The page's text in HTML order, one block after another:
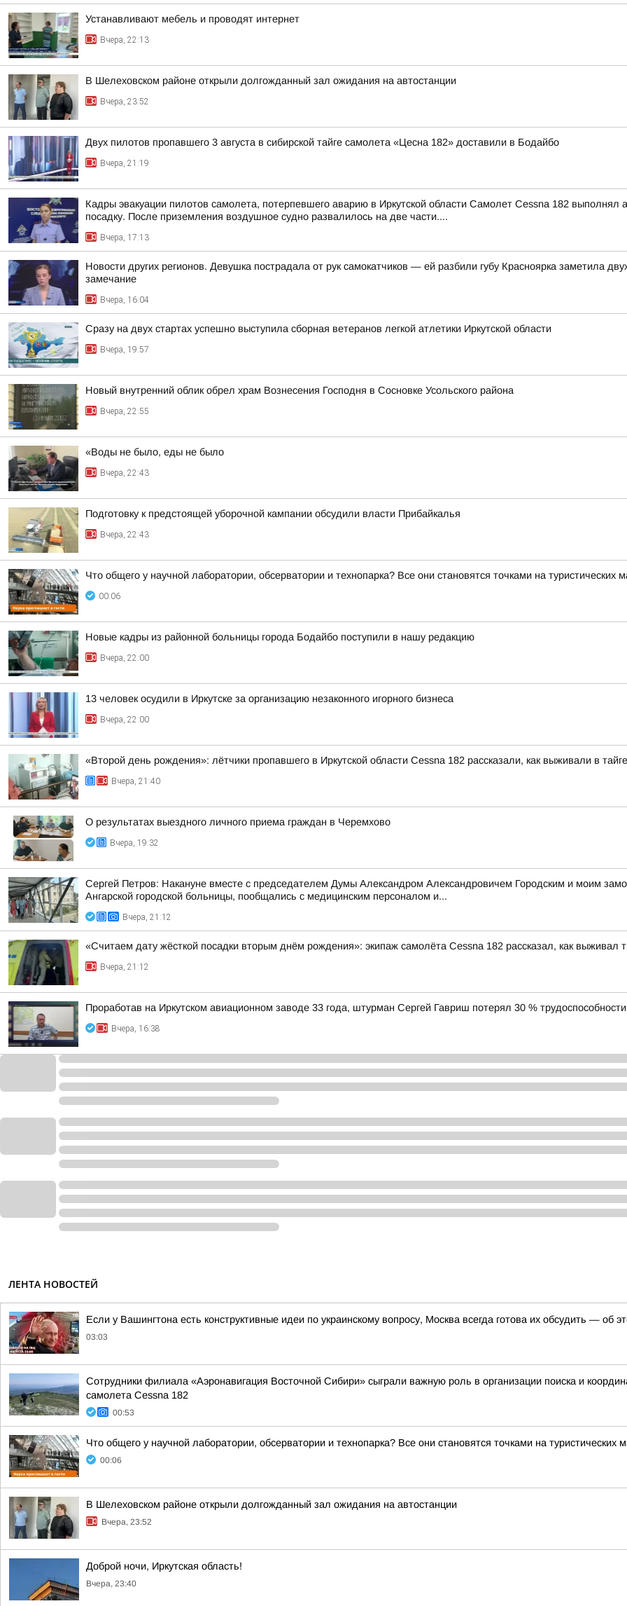
Устанавливают мебель и проводят интернет
Вчера, 22:13
В Шелеховском районе открыли долгожданный зал ожидания на автостанции
Вчера, 23:52
Двух пилотов пропавшего 3 августа в сибирской тайге самолета «Цесна 182» доставили в Бодайбо
Вчера, 21:19
Кадры эвакуации пилотов самолета, потерпевшего аварию в Иркутской области Самолет Cessna 182
посадку. После приземления воздушное судно развалилось на две части....
Вчера, 17:13
Новости других регионов. Девушка пострадала от рук самокатчиков — ей разбили губу Красноярка заметила
замечание
Вчера, 16:04
Сразу на двух стартах успешно выступила сборная ветеранов легкой атлетики Иркутской области
Вчера, 19:57
Новый внутренний облик обрел храм Вознесения Господня в Сосновке Усольского района
Вчера, 22:55
«Воды не было, еды не было
Вчера, 22:43
Подготовку к предстоящей уборочной кампании обсудили власти Прибайкалья
Вчера, 22:43
Что общего у научной лаборатории, обсерватории и технопарка? Все они становятся точками на туристических
00:06
Новые кадры из районной больницы города Бодайбо поступили в нашу редакцию
Вчера, 22:00
13 человек осудили в Иркутске за организацию незаконного игорного бизнеса
Вчера, 22:00
«Второй день рождения»: лётчики пропавшего в Иркутской области Cessna 182 рассказали, как выживали в тайге
Вчера, 21:40
О результатах выездного личного приема граждан в Черемхово
Вчера, 19:32
Сергей Петров: Накануне вместе с председателем Думы Александром Александровичем Городским и моим
Ангарской городской больницы, пообщались с медицинским персоналом и...
Вчера, 21:12
«Считаем дату жёсткой посадки вторым днём рождения»: экипаж самолёта Cessna 182 рассказал, как выживал
Вчера, 21:12
Проработав на Иркутском авиационном заводе 33 года, штурман Сергей Гавриш потерял 30 %
Вчера, 16:38
ЛЕНТА НОВОСТЕЙ
Если у Вашингтона есть конструктивные идеи по украинскому вопросу, Москва всегда готова их обсудить —
03:03
Сотрудники филиала «Аэронавигация Восточной Сибири» сыграли важную роль в организации поиска и
самолета Cessna 182
00:53
Что общего у научной лаборатории, обсерватории и технопарка? Все они становятся точками на туристических
00:06
В Шелеховском районе открыли долгожданный зал ожидания на автостанции
Вчера, 23:52
Доброй ночи, Иркутская область!
Вчера, 23:40